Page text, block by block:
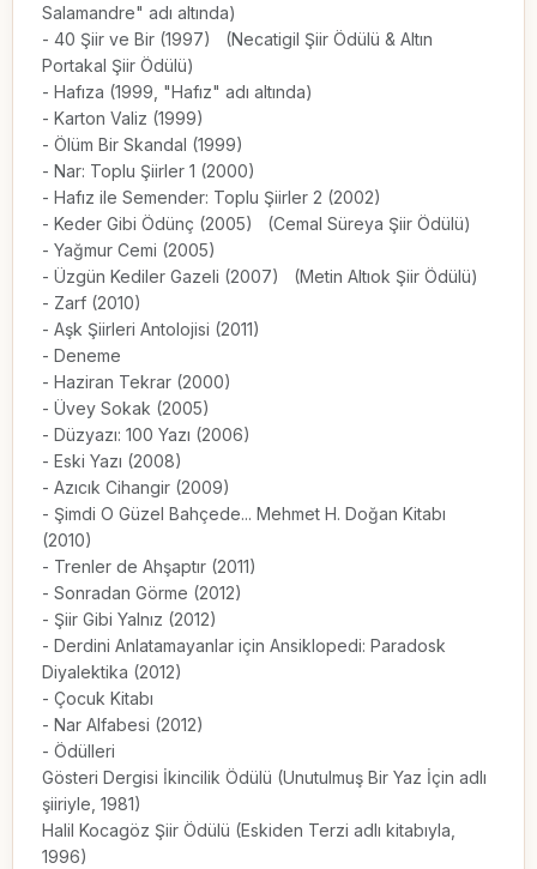
Salamandre" adı altında)
- 40 Şiir ve Bir (1997)   (Necatigil Şiir Ödülü & Altın
Portakal Şiir Ödülü)
- Hafıza (1999, "Hafız" adı altında)
- Karton Valiz (1999)
- Ölüm Bir Skandal (1999)
- Nar: Toplu Şiirler 1 (2000)
- Hafız ile Semender: Toplu Şiirler 2 (2002)
- Keder Gibi Ödünç (2005)   (Cemal Süreya Şiir Ödülü)
- Yağmur Cemi (2005)
- Üzgün Kediler Gazeli (2007)   (Metin Altıok Şiir Ödülü)
- Zarf (2010)
- Aşk Şiirleri Antolojisi (2011)
- Deneme
- Haziran Tekrar (2000)
- Üvey Sokak (2005)
- Düzyazı: 100 Yazı (2006)
- Eski Yazı (2008)
- Azıcık Cihangir (2009)
- Şimdi O Güzel Bahçede... Mehmet H. Doğan Kitabı
(2010)
- Trenler de Ahşaptır (2011)
- Sonradan Görme (2012)
- Şiir Gibi Yalnız (2012)
- Derdini Anlatamayanlar için Ansiklopedi: Paradosk
Diyalektika (2012)
- Çocuk Kitabı
- Nar Alfabesi (2012)
- Ödülleri
Gösteri Dergisi İkincilik Ödülü (Unutulmuş Bir Yaz İçin adlı
şiiriyle, 1981)
Halil Kocagöz Şiir Ödülü (Eskiden Terzi adlı kitabıyla,
1996)